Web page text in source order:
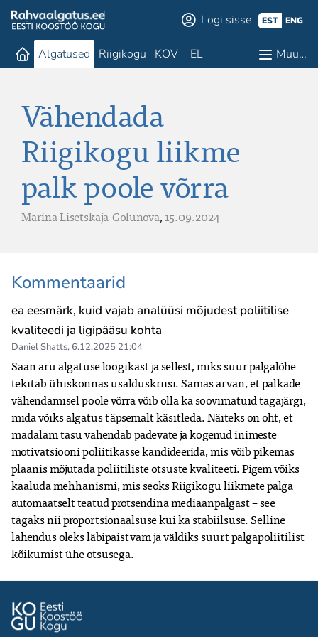
Logi sisse EST ENG
Algatused Riigikogu KOV EL Muu…
Vähendada
Riigikogu liikme
palk poole võrra
Marina Lisetskaja-Golunova,15.09.2024
Kommentaarid
ea eesmärk, kuid vajab analüüsi mõjudest poliitilise
kvaliteedi ja ligipääsu kohta
Daniel Shatts,6.12.2025 21:04
Saan aru algatuse loogikast ja sellest, miks suur palgalõhe
tekitab ühiskonnas usalduskriisi. Samas arvan, et palkade
vähendamisel poole võrra võib olla ka soovimatuid tagajärgi,
mida võiks algatus täpsemalt käsitleda. Näiteks on oht, et
madalam tasu vähendab pädevate ja kogenud inimeste
motivatsiooni poliitikasse kandideerida, mis võib pikemas
plaanis mõjutada poliitiliste otsuste kvaliteeti. Pigem võiks
kaaluda mehhanismi, mis seoks Riigikogu liikmete palga
automaatselt teatud protsendina mediaanpalgast – see
tagaks nii proportsionaalsuse kui ka stabiilsuse. Selline
lahendus oleks läbipaistvam ja väldiks suurt palgapoliitilist
kõikumist ühe otsusega.